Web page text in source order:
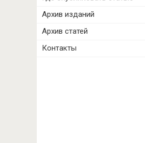
Архив изданий
Архив статей
Контакты